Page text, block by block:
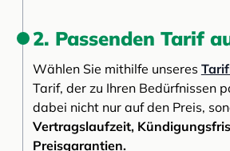
2. Passenden Tarif
Wählen Sie mithilfe unseres
Tarif, der zu Ihren Bedürfnissen
dabei nicht nur auf den Preis,
Vertragslaufzeit,
Preisgarantien.